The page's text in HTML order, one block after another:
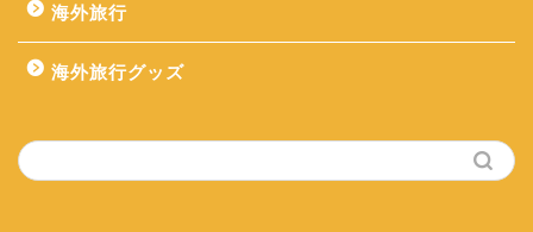
海外旅行
海外旅行グッズ